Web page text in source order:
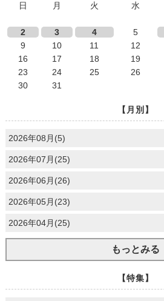
日
月 火 水
2
3 4 5
9
10 11 12
16
17 18 19
23
24 25 26
30
31
【月別】
2026年08月(5)
2026年07月(25)
2026年06月(26)
2026年05月(23)
2026年04月(25)
もっとみる
【特集】